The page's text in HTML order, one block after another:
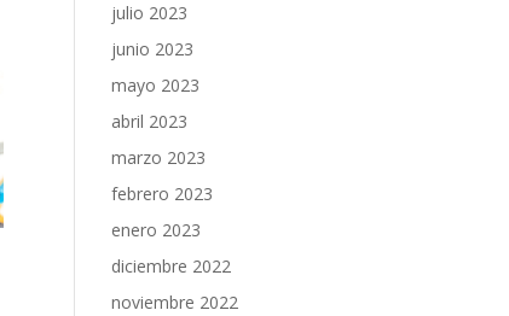
julio 2023
junio 2023
mayo 2023
abril 2023
marzo 2023
febrero 2023
enero 2023
diciembre 2022
noviembre 2022